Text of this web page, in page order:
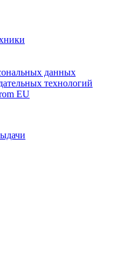
данных
технологий
EU